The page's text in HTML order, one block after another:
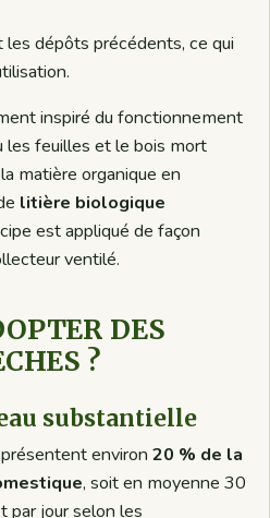
dépôts précédents, ce qui
inspiré du fonctionnement
les feuilles et le bois mort
matière organique en
litière biologique
est appliqué de façon
ventilé.
DES
?
substantielle
environ20 % de la
, soit en moyenne 30
par jour selon les